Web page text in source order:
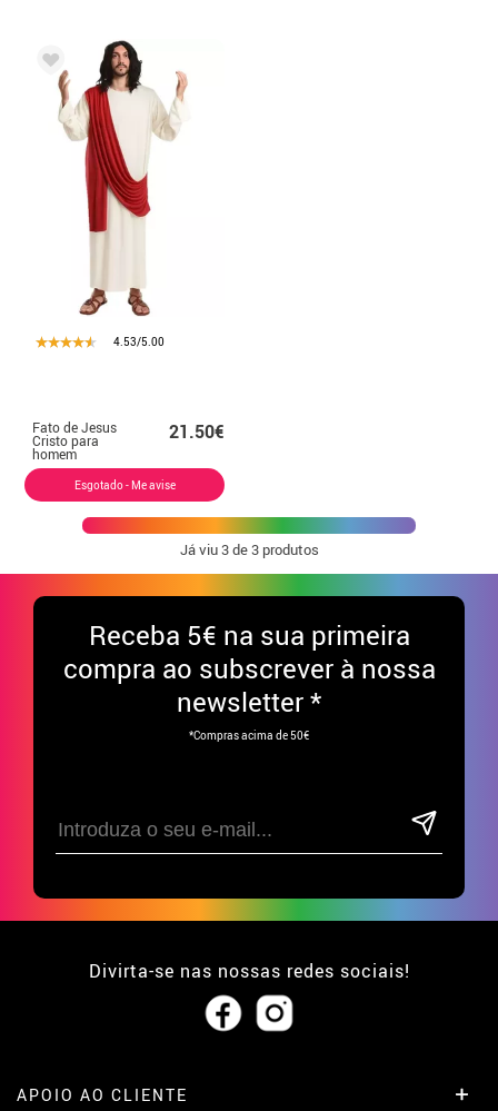
4.53/5.00
Fato de Jesus
Cristo para
homem
21.50€
Esgotado - Me avise
Já viu3de 3 produtos
Receba 5€ na sua primeira
compra ao subscrever à nossa
newsletter *
*Compras acima de 50€
Divirta-se nas nossas redes sociais!
APOIO AO CLIENTE